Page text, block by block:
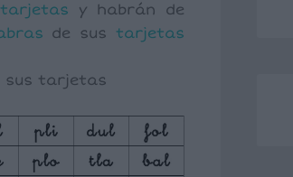
tarjetas y habrán de
de sus tarjetas
sus tarjetas